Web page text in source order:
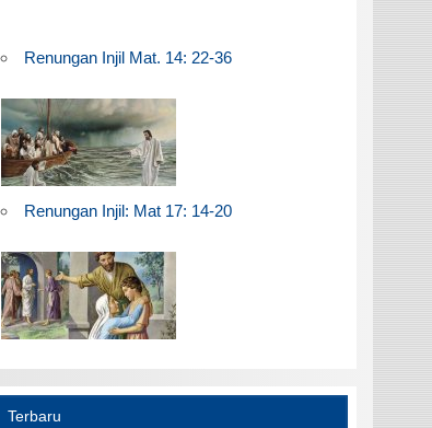
Renungan Injil Mat. 14: 22-36
Renungan Injil: Mat 17: 14-20
Terbaru